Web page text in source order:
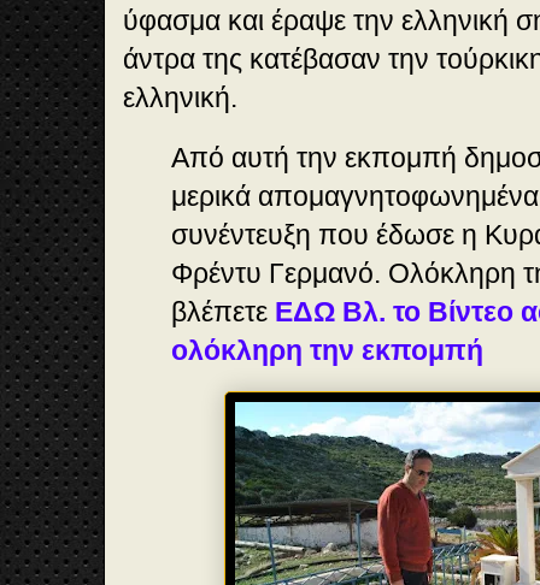
ύφασμα και έραψε την ελληνική
άντρα της κατέβασαν την
ελληνική.
Από αυτή την εκπομπή
μερικά
συνέντευξη που έδωσε η
Φρέντυ Γερμανό. Ολόκληρη
βλέπετε ΕΔΩ Βλ. το Βίντεο
ολόκληρη την εκπομπή